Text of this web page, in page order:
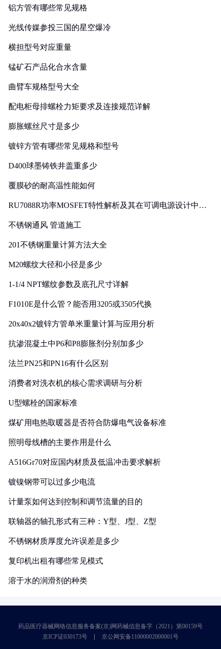
铝方管有哪些常见规格
光线传媒参投三国的星空爆冷
横担型号对应重量
锰矿石产品化合水含量
曲臂车规格型号大全
配电柜母排螺栓力矩要求及连接规范详解
膨胀螺丝尺寸是多少
镀锌方管有哪些常见规格和型号
D400球墨铸铁井盖重多少
覆膜砂的耐高温性能如何
RU7088R功率MOSFET特性解析及其在可调电源设计中的
不锈钢通风 管道施工
201不锈钢重量计算方法大全
M20螺纹大径和小径是多少
1-1/4 NPT螺纹参数及底孔尺寸详解
F1010E是什么管？能否用3205或3505代换
20x40x2镀锌方管单米重量计算与应用分析
抗渗混凝土中P6和P8膨胀剂分别加多少
法兰PN25和PN16有什么区别
消费者对洗衣机的核心需求调研与分析
U型螺栓的国家标准
煤矿用电热取暖器是否符合防爆电气设备标准
照明母线槽的主要作用是什么
A516Gr70对应国内材质及低温冲击要求解析
镀镍钢带可以过多少电流
计量泵如何达到控制和调节流量的目的
联轴器的轴孔形式有三种：Y型、J型、Z型
不锈钢材质厚度允许误差是多少
复印机出租有哪些常见模式
溶于水的润滑剂的种类
药品医疗器械网络信息服务备案(京)网药械信息备字（2021）第00159号
京ICP证030173号
京公网安备11000002000001号